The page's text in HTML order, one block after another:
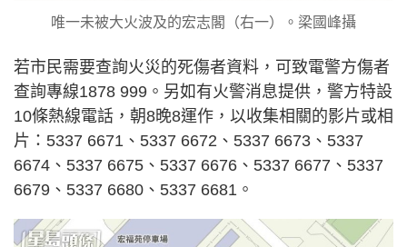
唯一未被大火波及的宏志閣（右一）。梁國峰攝
若市民需要查詢火災的死傷者資料，可致電警方傷者
查詢專線1878 999。另如有火警消息提供，警方特設
10條熱線電話，朝8晚8運作，以收集相關的影片或相
片：5337 6671、5337 6672、5337 6673、5337
6674、5337 6675、5337 6676、5337 6677、5337
6679、5337 6680、5337 6681。